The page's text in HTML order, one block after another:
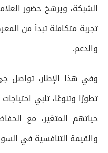
الشبكة، ويرسّخ حضور
تجربة متكاملة تبدأ من
والدعم.
وفي هذا الإطار، تواصل
تطورًا وتنوعًا، تلبي
حياتهم المتغير، مع
والقيمة التنافسية في